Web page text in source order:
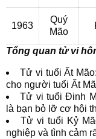
1963
Quý
Mão
Tổng quan tử vi
Tử vi tuổi Ất
cho người tuổi Ất
Tử vi tuổi Đinh
là bạn bỏ lỡ cơ hội
Tử vi tuổi Kỷ
nghiệp và tình cảm